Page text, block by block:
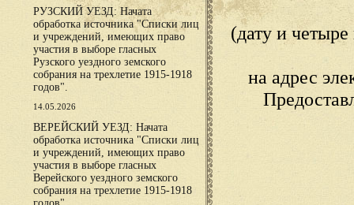
РУЗСКИЙ УЕЗД: Начата
обработка источника "Списки лиц
и учреждений, имеющих право
участия в выборе гласных
Рузского уездного земского
собрания на трехлетие 1915-1918
годов".
14.05.2026
ВЕРЕЙСКИЙ УЕЗД: Начата
обработка источника "Списки лиц
и учреждений, имеющих право
участия в выборе гласных
Верейского уездного земского
собрания на трехлетие 1915-1918
(дату и
на адрес